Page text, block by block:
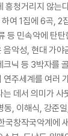
흥청거리지 않는
여 1집에 6곡, 2
등 민속악에 탄
악성, 현대 가야
닉 등 3박자를
주세계를 여러
는 데서 의미가 사
, 이해식, 강준
국창작국악계에